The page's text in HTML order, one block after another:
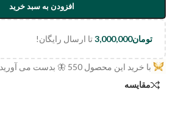
افزودن به سبد خرید
تومان3,000,000تا ارسال رایگان!
با خرید این محصول 550 🦋 بدست می آورید
مقایسه